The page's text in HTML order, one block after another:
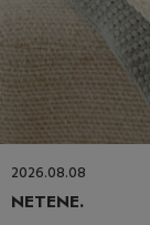
2026.08.08
NETENE.